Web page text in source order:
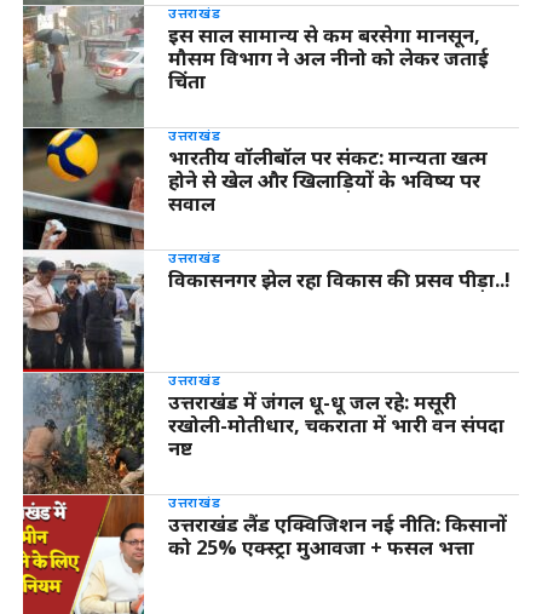
उत्तराखंड
इस साल सामान्य से कम बरसेगा मानसून,
मौसम विभाग ने अल नीनो को लेकर जताई
चिंता
उत्तराखंड
भारतीय वॉलीबॉल पर संकट: मान्यता खत्म
होने से खेल और खिलाड़ियों के भविष्य पर
सवाल
उत्तराखंड
विकासनगर झेल रहा विकास की प्रसव पीड़ा..!
उत्तराखंड
उत्तराखंड में जंगल धू-धू जल रहे: मसूरी
रखोली-मोतीधार, चकराता में भारी वन संपदा
नष्ट
उत्तराखंड
उत्तराखंड लैंड एक्विजिशन नई नीति: किसानों
को 25% एक्स्ट्रा मुआवजा + फसल भत्ता